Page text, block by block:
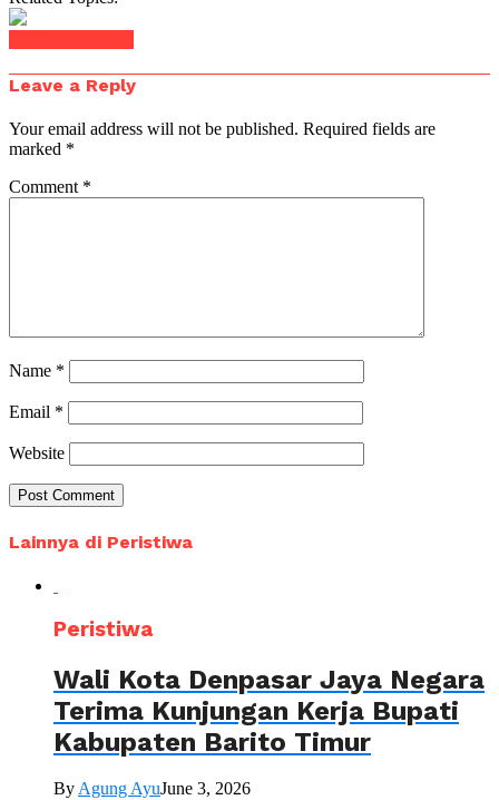
Leave a Reply
Your email address will not be published. Required fields are
marked *
Comment *
Name *
Email *
Website
Lainnya di Peristiwa
Peristiwa
Wali Kota Denpasar Jaya Negara
Terima Kunjungan Kerja Bupati
Kabupaten Barito Timur
ByAgung AyuJune 3, 2026